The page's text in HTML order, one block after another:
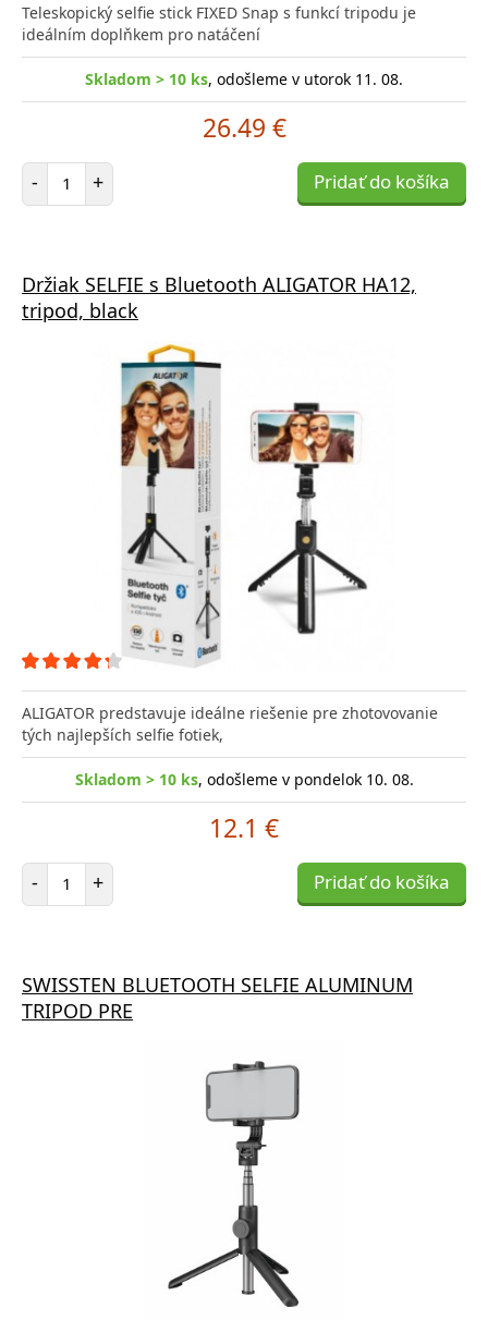
Teleskopický selfie stick FIXED Snap s funkcí tripodu je
ideálním doplňkem pro natáčení
Skladom > 10 ks, odošleme v utorok 11. 08.
26.49 €
- Počet položiek
+ Pridať do košíka
Držiak SELFIE s Bluetooth ALIGATOR HA12,
tripod, black
ALIGATOR predstavuje ideálne riešenie pre zhotovovanie
tých najlepších selfie fotiek,
Skladom > 10 ks, odošleme v pondelok 10. 08.
12.1 €
- Počet položiek
+ Pridať do košíka
SWISSTEN BLUETOOTH SELFIE ALUMINUM
TRIPOD PRE